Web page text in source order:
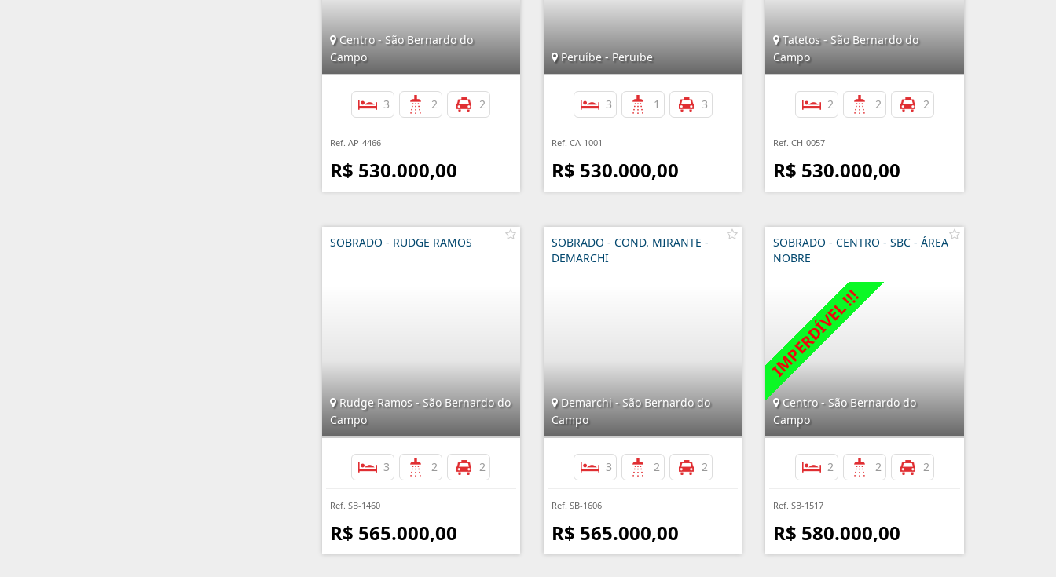
Centro - São Bernardo do
Campo
3 2 2
Ref. AP-4466
R$ 530.000,00
Peruíbe - Peruibe
3 1 3
Ref. CA-1001
R$ 530.000,00
Tatetos - São Bernardo do
Campo
2 2 2
Ref. CH-0057
R$ 530.000,00
SOBRADO - RUDGE RAMOS
Rudge Ramos - São Bernardo do
Campo
3 2 2
Ref. SB-1460
R$ 565.000,00
SOBRADO - COND. MIRANTE -
DEMARCHI
Demarchi - São Bernardo do
Campo
3 2 2
Ref. SB-1606
R$ 565.000,00
SOBRADO - CENTRO - SBC - ÁREA
NOBRE
Centro - São Bernardo do
Campo
2 2 2
Ref. SB-1517
R$ 580.000,00